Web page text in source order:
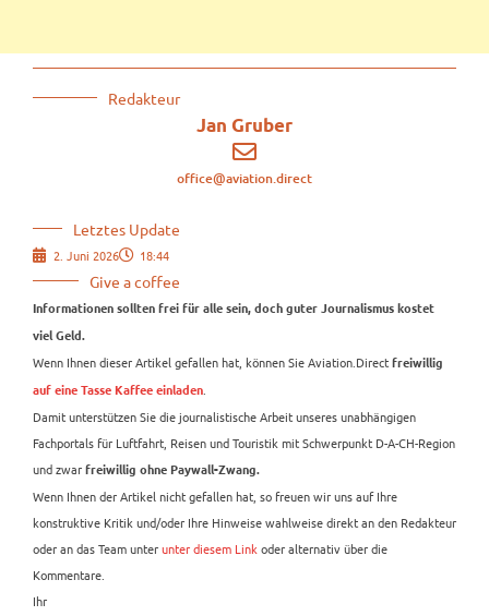
Redakteur
Jan Gruber
office@aviation.direct
Letztes Update
2. Juni 2026 18:44
Give a coffee
Informationen sollten frei für alle sein, doch guter Journalismus kostet
viel Geld.
Wenn Ihnen dieser Artikel gefallen hat, können Sie Aviation.Direct freiwillig
auf eine Tasse Kaffee einladen
Damit unterstützen Sie die journalistische Arbeit unseres unabhängigen
Fachportals für Luftfahrt, Reisen und Touristik mit Schwerpunkt D-A-CH-Region
und zwar freiwillig ohne Paywall-Zwang.
Wenn Ihnen der Artikel nicht gefallen hat, so freuen wir uns auf Ihre
konstruktive Kritik und/oder Ihre Hinweise wahlweise direkt an den Redakteur
oder an das Team unterunter diesem Link oder alternativ über die
Kommentare.
Ihr